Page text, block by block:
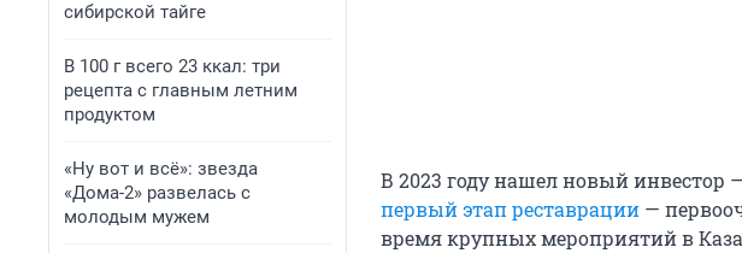
сибирской тайге
В 100 г всего 23 ккал: три
рецепта с главным летним
продуктом
«Ну вот и всё»: звезда
«Дома-2» развелась с
молодым мужем
В 2023 году нашел новый инвестор
первый этап реставрации —
время крупных мероприятий в